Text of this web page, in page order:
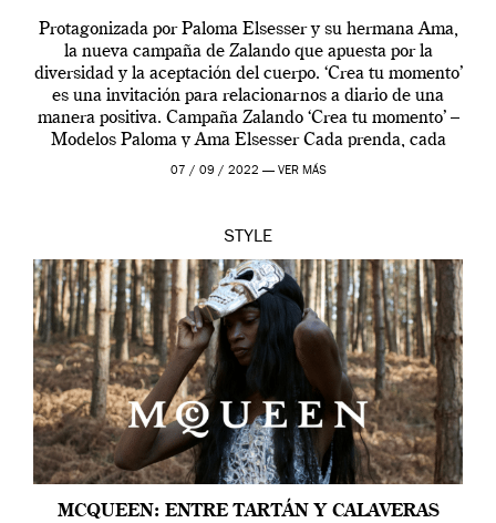
Protagonizada por Paloma Elsesser y su hermana Ama,
la nueva campaña de Zalando que apuesta por la
diversidad y la aceptación del cuerpo. ‘Crea tu momento’
es una invitación para relacionarnos a diario de una
manera positiva. Campaña Zalando ‘Crea tu momento’ –
Modelos Paloma y Ama Elsesser Cada prenda, cada
outfit, cada momento, caracteriza […]
07 / 09 / 2022 — VER MÁS
STYLE
MCQUEEN: ENTRE TARTÁN Y CALAVERAS